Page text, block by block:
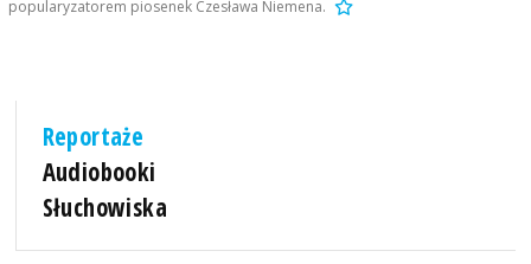
popularyzatorem piosenek Czesława Niemena.
Reportaże
Audiobooki
Słuchowiska